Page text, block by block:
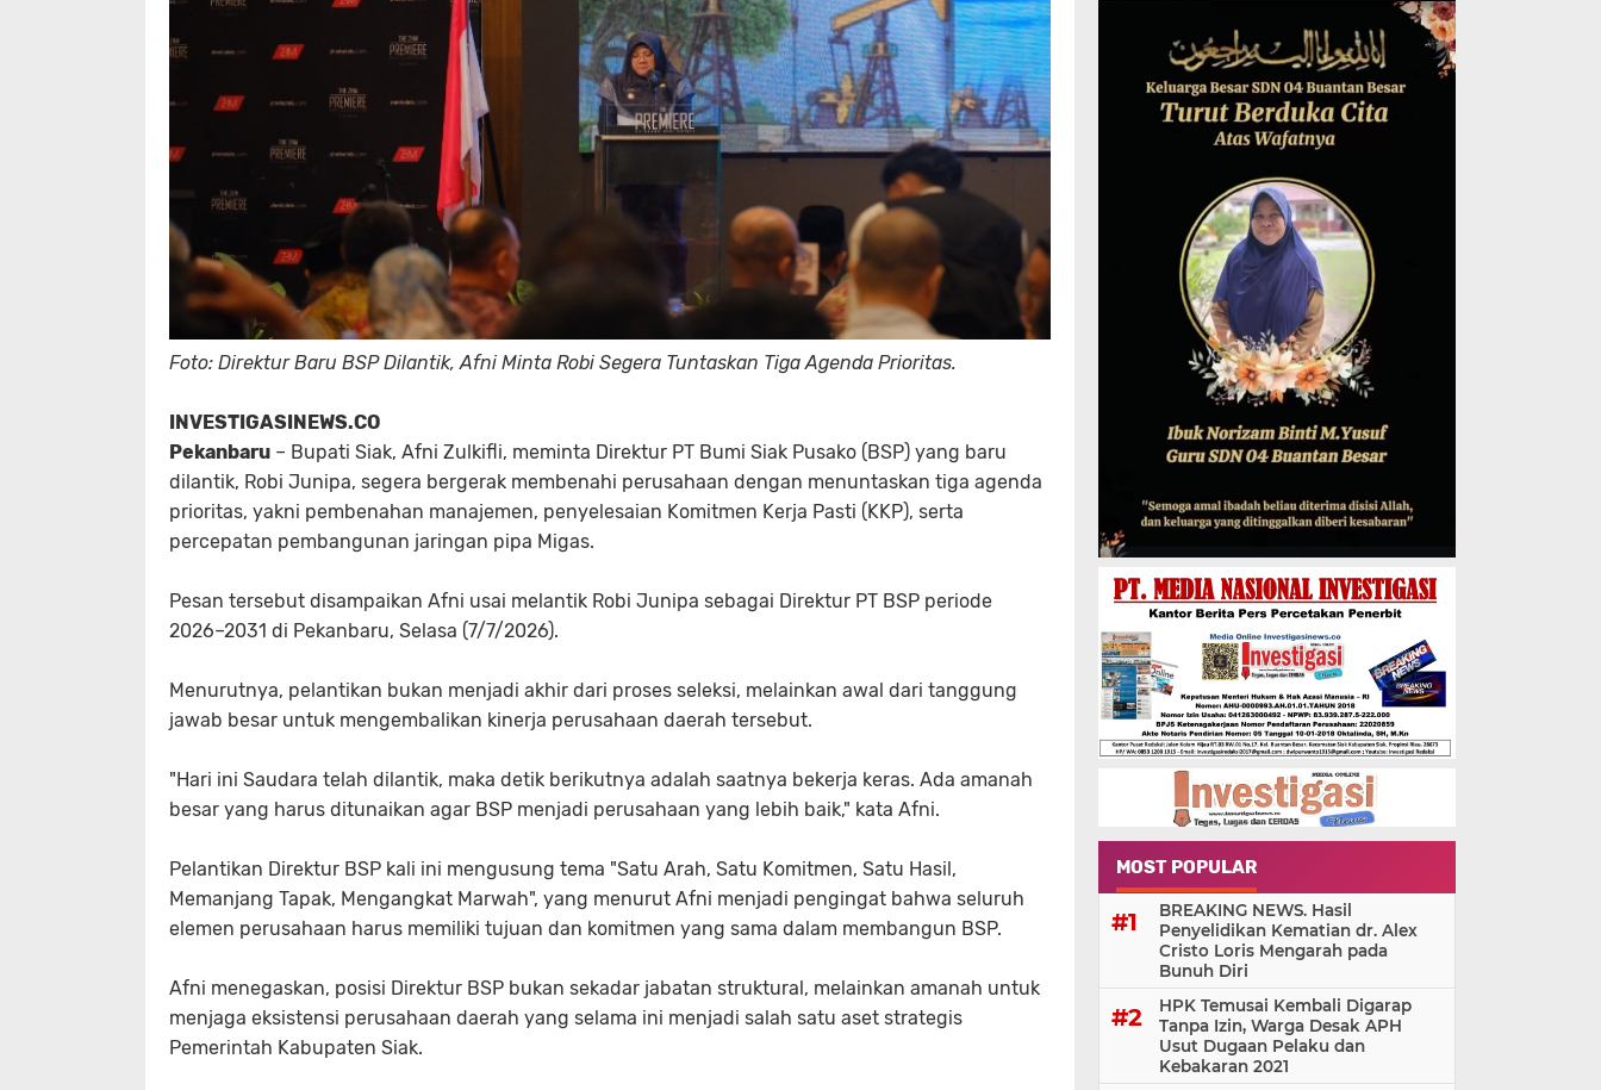
Foto: Direktur Baru BSP Dilantik, Afni Minta Robi Segera Tuntaskan Tiga Agenda Prioritas.
INVESTIGASINEWS.CO
Pekanbaru – Bupati Siak, Afni Zulkifli, meminta Direktur PT Bumi Siak Pusako (BSP) yang baru
dilantik, Robi Junipa, segera bergerak membenahi perusahaan dengan menuntaskan tiga agenda
prioritas, yakni pembenahan manajemen, penyelesaian Komitmen Kerja Pasti (KKP), serta
percepatan pembangunan jaringan pipa Migas.
Pesan tersebut disampaikan Afni usai melantik Robi Junipa sebagai Direktur PT BSP periode
2026–2031 di Pekanbaru, Selasa (7/7/2026).
Menurutnya, pelantikan bukan menjadi akhir dari proses seleksi, melainkan awal dari tanggung
jawab besar untuk mengembalikan kinerja perusahaan daerah tersebut.
"Hari ini Saudara telah dilantik, maka detik berikutnya adalah saatnya bekerja keras. Ada amanah
besar yang harus ditunaikan agar BSP menjadi perusahaan yang lebih baik," kata Afni.
Pelantikan Direktur BSP kali ini mengusung tema "Satu Arah, Satu Komitmen, Satu Hasil,
Memanjang Tapak, Mengangkat Marwah", yang menurut Afni menjadi pengingat bahwa seluruh
elemen perusahaan harus memiliki tujuan dan komitmen yang sama dalam membangun BSP.
Afni menegaskan, posisi Direktur BSP bukan sekadar jabatan struktural, melainkan amanah untuk
menjaga eksistensi perusahaan daerah yang selama ini menjadi salah satu aset strategis
Pemerintah Kabupaten Siak.
MOST POPULAR
BREAKING NEWS. Hasil
Penyelidikan Kematian dr. Alex
Cristo Loris Mengarah pada
Bunuh Diri
HPK Temusai Kembali Digarap
Tanpa Izin, Warga Desak APH
Usut Dugaan Pelaku dan
Kebakaran 2021